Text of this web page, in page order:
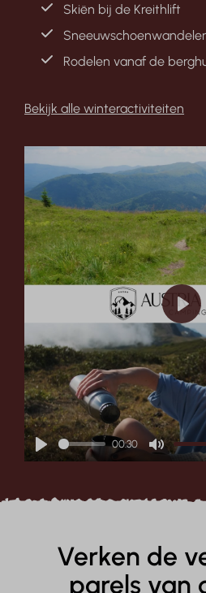
Skiën bij de Kreithlift
Rodelen vanaf de
Bekijk alle winteractiviteiten
Play
00:30
Mute
Play
Verken de
parels van